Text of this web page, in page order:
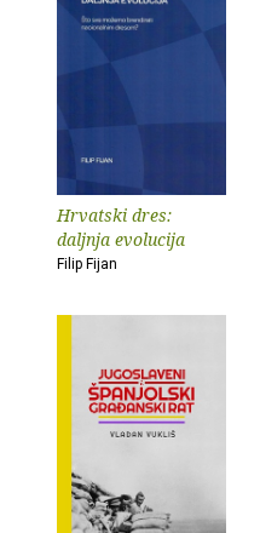
Hrvatski dres:
daljnja evolucija
Filip Fijan